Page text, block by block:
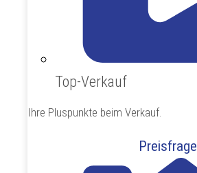
Top-Verkauf
Ihre Pluspunkte beim Verkauf.
Preisfrage